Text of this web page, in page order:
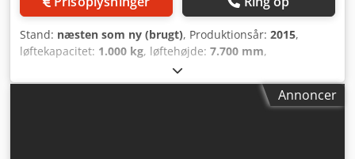
Stand: næsten som ny (brugt), Produktionsår: 2015,
løftekapacitet: 1.000 kg, løftehøjde: 7.700 mm,
, driftstimer:
brændstoftype:elektrisk, mastetype:triplex, Producent +
model: CROWN SP 3522 - 1.0 Mast: 3F7700 ID: 23033.2653
Annoncer